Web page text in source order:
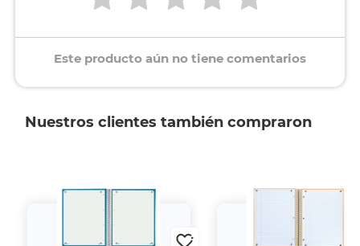
Este producto aún no tiene comentarios
Nuestros clientes también compraron